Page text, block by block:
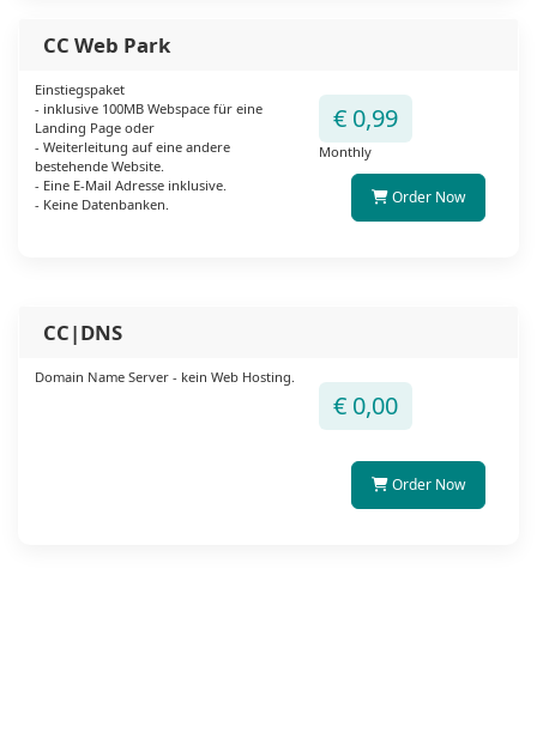
CC Web Park
Einstiegspaket
- inklusive 100MB Webspace für eine
Landing Page oder
- Weiterleitung auf eine andere
bestehende Website.
- Eine E-Mail Adresse inklusive.
- Keine Datenbanken.
€ 0,99
Monthly
Order Now
CC|DNS
Domain Name Server - kein Web Hosting.
€ 0,00
Order Now